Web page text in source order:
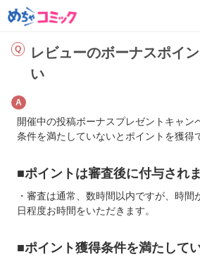
レビューのボーナスポイ
い
開催中の投稿ボーナスプレゼントキャン
条件を満たしていないとポイントを獲得
■ポイントは審査後に付与されま
・審査は通常、数時間以内ですが、時
日程度お時間をいただきます。
■ポイント獲得条件を満たして